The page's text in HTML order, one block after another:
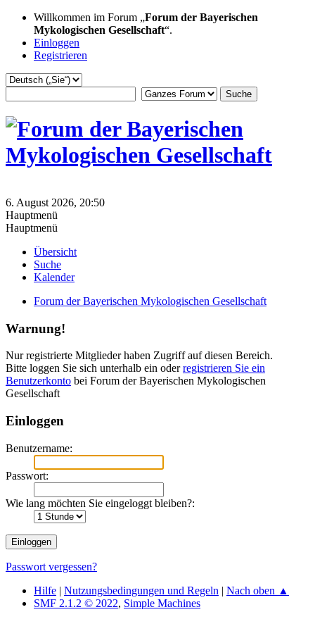
Willkommen im Forum „Forum der Bayerischen
Mykologischen Gesellschaft“.
Einloggen
Registrieren
6. August 2026, 20:50
Hauptmenü
Hauptmenü
Übersicht
Suche
Kalender
Forum der Bayerischen Mykologischen Gesellschaft
Warnung!
Nur registrierte Mitglieder haben Zugriff auf diesen Bereich.
Bitte loggen Sie sich unterhalb ein oderregistrieren Sie ein
Benutzerkonto bei Forum der Bayerischen Mykologischen
Gesellschaft
Einloggen
Benutzername:
Passwort:
Wie lang möchten Sie eingeloggt bleiben?:
Passwort vergessen?
Hilfe | Nutzungsbedingungen und Regeln | Nach oben ▲
SMF 2.1.2 © 2022, Simple Machines